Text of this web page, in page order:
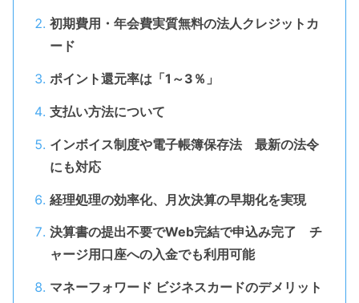
初期費用・年会費実質無料の法人クレジットカ
ード
ポイント還元率は「1～3％」
支払い方法について
インボイス制度や電子帳簿保存法 最新の法令
にも対応
経理処理の効率化、月次決算の早期化を実現
決算書の提出不要でWeb完結で申込み完了 チ
ャージ用口座への入金でも利用可能
マネーフォワード ビジネスカードのデメリット